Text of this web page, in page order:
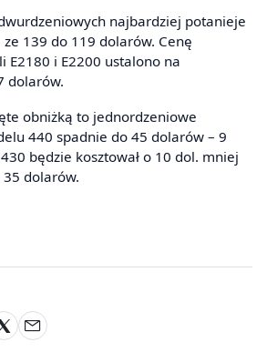
najbardziej potanieje
ze 139 do 119 dolarów. Cenę
E2180 i E2200 ustalono na
dolarów.
obniżką to jednordzeniowe
440 spadnie do 45 dolarów – 9
będzie kosztował o 10 dol. mniej
35 dolarów.